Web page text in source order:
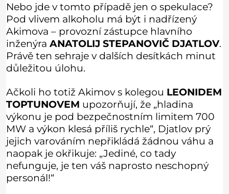
Nebo jde v tomto případě jen o spekulace?
Pod vlivem alkoholu má být i nadřízený
Akimova – provozní zástupce hlavního
inženýra ANATOLIJ STEPANOVIČ DJATLOV.
Právě ten sehraje v dalších desítkách minut
důležitou úlohu.
Ačkoli ho totiž Akimov s kolegou LEONIDEM
TOPTUNOVEM upozorňují, že „hladina
výkonu je pod bezpečnostním limitem 700
MW a výkon klesá příliš rychle“, Djatlov prý
jejich varováním nepřikládá žádnou váhu a
naopak je okřikuje: „Jediné, co tady
nefunguje, je ten váš naprosto neschopný
personál!“